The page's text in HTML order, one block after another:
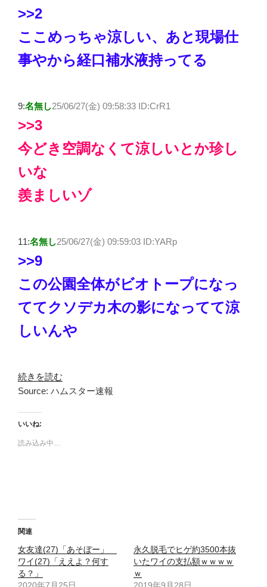
>>2
ここめっちゃ涼しい、あと現場仕
事やから経口補水液持ってる
9:名無し25/06/27(金) 09:58:33 ID:CrR1
>>3
今どき空調なくて涼しいとか珍し
いな
羨ましいゾ
11:名無し25/06/27(金) 09:59:03 ID:YARp
>>9
この公園全体がビオトープになっ
ててクソデカ木の影になってて涼
しいんや
続きを読む
Source: ハムスター速報
いいね:
読み込み中…
関連
女友達(27)「あそぼー」
ワイ(27)「ええよ？何す
る？」
2020年7月25日
永久脱毛でヒゲ約3500本抜
いたワイの支払額ｗｗｗｗ
ｗ
2019年9月28日